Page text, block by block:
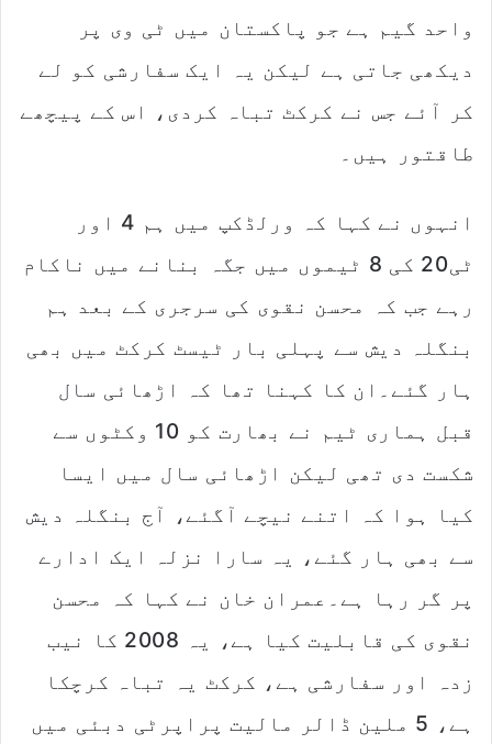
واحد گیم ہے جو پاکستان میں ٹی وی پر
دیکھی جاتی ہے لیکن یہ ایک سفارشی کو لے
کر آئے جس نے کرکٹ تباہ کردی، اس کے پیچھے
طاقتور ہیں۔
انہوں نے کہا کہ ورلڈکپ میں ہم 4 اور
ٹی20 کی 8 ٹیموں میں جگہ بنانے میں ناکام
رہے جب کہ محسن نقوی کی سرجری کے بعد ہم
بنگلہ دیش سے پہلی بار ٹیسٹ کرکٹ میں بھی
ہار گئے۔ان کا کہنا تھا کہ اڑھائی سال
قبل ہماری ٹیم نے بھارت کو 10 وکٹوں سے
شکست دی تھی لیکن اڑھائی سال میں ایسا
کیا ہوا کہ اتنے نیچے آگئے، آج بنگلہ دیش
سے بھی ہار گئے، یہ سارا نزلہ ایک ادارے
پر گر رہا ہے۔عمران خان نے کہا کہ محسن
نقوی کی قابلیت کیا ہے، یہ 2008 کا نیب
زدہ اور سفارشی ہے، کرکٹ یہ تباہ کرچکا
ہے، 5 ملین ڈالر مالیت پراپرٹی دبئی میں